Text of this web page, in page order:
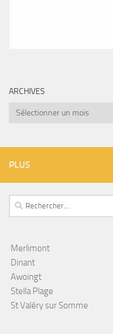
ARCHIVES
Archives
PLUS
Rechercher :
Merlimont
Dinant
Awoingt
Stella Plage
St Valéry sur Somme